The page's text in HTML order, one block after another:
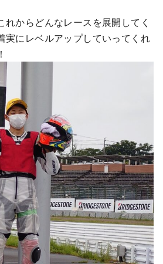
れからどんなレースを展開してく
実にレベルアップしていってくれ